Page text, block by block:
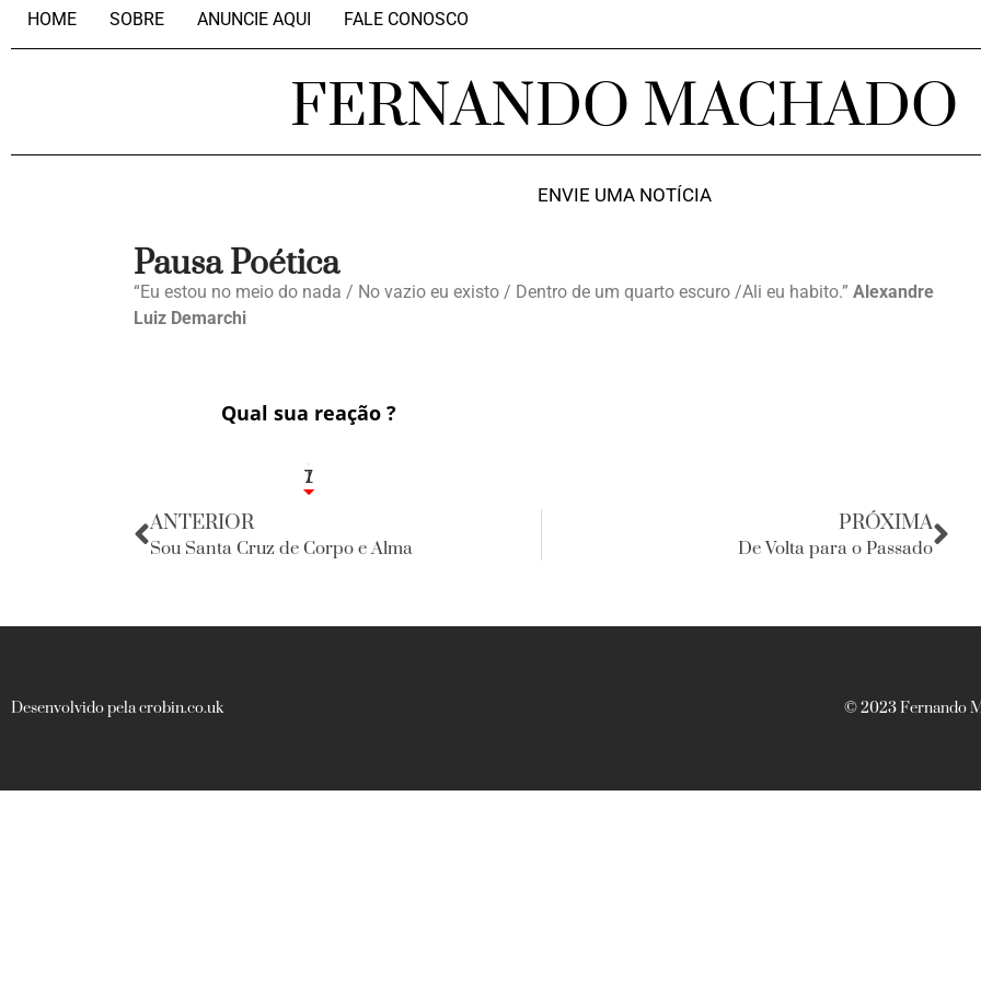
HOME SOBRE ANUNCIE AQUI FALE CONOSCO
FERNANDO MACHADO
ENVIE UMA NOTÍCIA
Pausa Poética
“Eu estou no meio do nada / No vazio eu existo / Dentro de um quarto escuro /Ali eu habito.” Alexandre
Luiz Demarchi
Qual sua reação ?
1
7
ANTERIOR
Sou Santa Cruz de Corpo e Alma
PRÓXIMA
De Volta para o Passado
Desenvolvido pela crobin.co.uk © 2023 Fernando